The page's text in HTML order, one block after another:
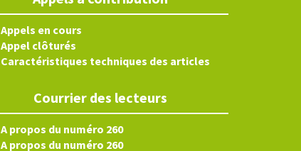
Appels en cours
Appel clôturés
Caractéristiques techniques des articles
Courrier des lecteurs
A propos du numéro 260
A propos du numéro 260